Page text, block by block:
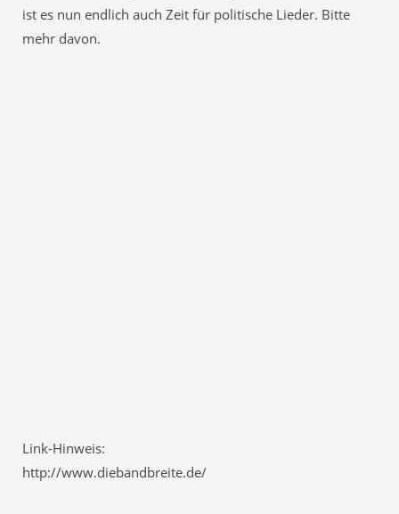
ist es nun endlich auch Zeit für politische Lieder. Bitte
mehr davon.
Link-Hinweis:
http://www.diebandbreite.de/